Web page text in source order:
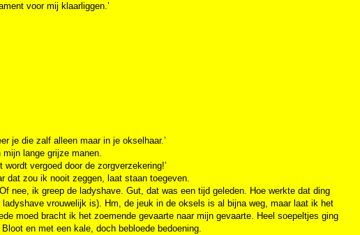
voor mij klaarliggen.’
je die zalf alleen maar in je okselhaar.’
mijn lange grijze manen.
vergoed door de zorgverzekering!’
dat zou ik nooit zeggen, laat staan toegeven.
nee, ik greep de ladyshave. Gut, dat was een tijd geleden. Hoe werkte dat ding
vrouwelijk is). Hm, de jeuk in de oksels is al bijna weg, maar laat ik het
moed bracht ik het zoemende gevaarte naar mijn gevaarte. Heel soepeltjes ging
en met een kale, doch bebloede bedoening.